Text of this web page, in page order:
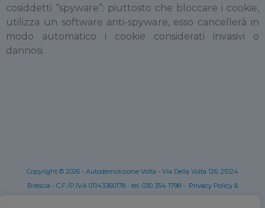
cosiddetti “spyware”: piuttosto che bloccare i cookie,
utilizza un software anti-spyware, esso cancellerà in
modo automatico i cookie considerati invasivi o
dannosi.
Copyright © 2026 - Autodemolizione Volta - Via Della Volta 126, 25124
Brescia - C.F./P.IVA 01143360178 - tel. 030 354 1798 - Privacy Policy&